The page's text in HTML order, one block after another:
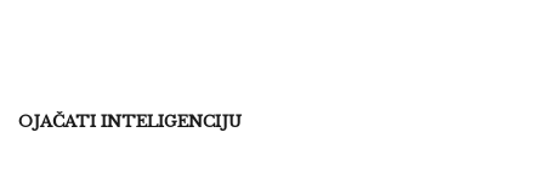
OJAČATI INTELIGENCIJU